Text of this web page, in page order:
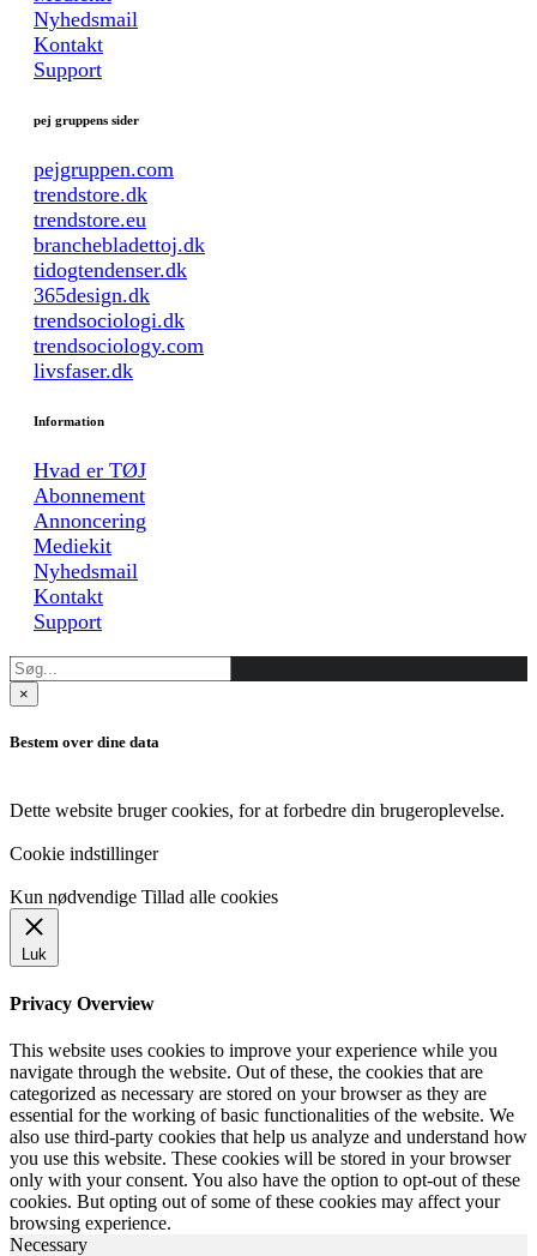
Nyhedsmail
Kontakt
Support
pej gruppens sider
pejgruppen.com
trendstore.dk
trendstore.eu
branchebladettoj.dk
tidogtendenser.dk
365design.dk
trendsociologi.dk
trendsociology.com
livsfaser.dk
Information
Hvad er TØJ
Abonnement
Annoncering
Mediekit
Nyhedsmail
Kontakt
Support
×
Bestem over dine data
Dette website bruger cookies, for at forbedre din brugeroplevelse.
Cookie indstillinger
Kun nødvendige Tillad alle cookies
Luk
Privacy Overview
This website uses cookies to improve your experience while you
navigate through the website. Out of these, the cookies that are
categorized as necessary are stored on your browser as they are
essential for the working of basic functionalities of the website. We
also use third-party cookies that help us analyze and understand how
you use this website. These cookies will be stored in your browser
only with your consent. You also have the option to opt-out of these
cookies. But opting out of some of these cookies may affect your
browsing experience.
Necessary